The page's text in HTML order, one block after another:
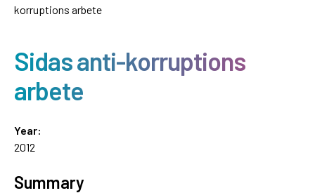
korruptions arbete
Sidas anti-korruptions
arbete
Year:
2012
Summary